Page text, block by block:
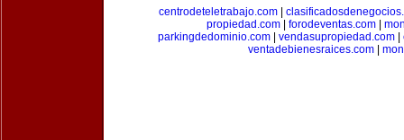
centrodeteletrabajo.com
propiedad.com
forodeventas.com
parkingdedominio.com| vendasupropiedad.com|
ventadebienesraices.com